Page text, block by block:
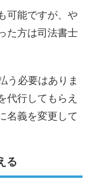
可能ですが、や
た方は司法書士
う必要はありま
代行してもらえ
名義を変更して
る